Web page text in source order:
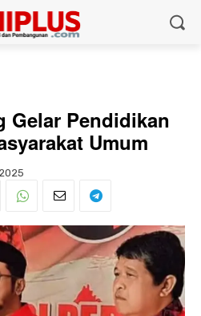
Gelar Pendidikan
Umum